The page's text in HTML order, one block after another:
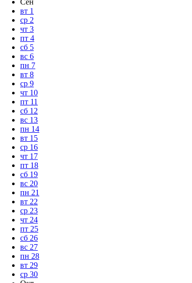
вт 1
ср 2
чт 3
пт 4
сб 5
вс 6
пн 7
вт 8
ср 9
чт 10
пт 11
сб 12
вс 13
пн 14
вт 15
ср 16
чт 17
пт 18
сб 19
вс 20
пн 21
вт 22
ср 23
чт 24
пт 25
сб 26
вс 27
пн 28
вт 29
ср 30